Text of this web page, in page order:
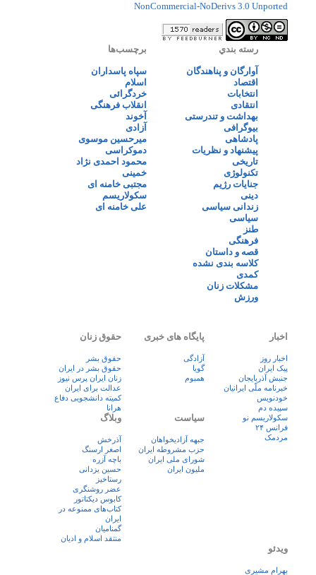
NonCommercial-NoDerivs 3.0 Unported
رسته بندي
آوارگان و پناهندگان
اقتصاد
انتخابات
انتقادی
بهداشت و تندرستی
بیوگرافی
پادشاهی
پیشنهاد و نظریات
تاریخی
تکنولوژی
جنایات رژیم
دینی
زندانی سیاسی
سیاسی
طنز
فرهنگی
قصه و داستان
کلاسه بندی نشده
کمدی
مشکلات زنان
ورزش
برچسب‌ها
سپاه پاسداران
اسلام
خردگرائی
انقلاب فرهنگی
آخوند
آزادی
میرحسین موسوی
دموکراسی
محمود احمدی نژاد
خمینی
مجتبی خامنه ای
سکولاریسم
علی خامنه ای
اخبار
اخبار روز
پيک ايران
جنبش آذربایجان
خبرنامه ملّی ایرانیان
خودنویس
سپیده دم
سکولاریسم نو
فرانس ۲۴
مردمک
پایگاه های خبری
آزادگی
گویا
همبوم
حقوق زنان
حقوق بشر
حقوق بشر در ایران
زنان ايران پرس نيوز
عدالت برای ایران
کمیته دانشجویی دفاع
هرانا
سیاست
جبهه آزادیخواهان
حزب مشروطه ایران
شورای ملی ایران
ملیون ایران
وبلاگ
آذرخش
اصغر ارسنگ
باچه آزره
حسین یزدانی
رستاخیز
عضر روشنگری
کابوس دیکتاتور
کتاب‌های ممنوعه در
ایران
گمنامیان
منتقد اسلام و ادیان
ویدئو
بهرام مشیری